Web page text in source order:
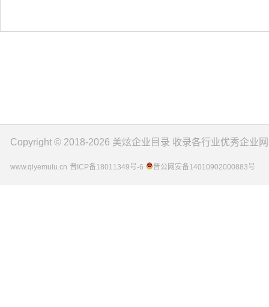
Copyright © 2018-2026 美炫企业目录 收录各行业优秀企业
www.qiyemulu.cn 晋ICP备18011349号-6 晋公网安备14010902000883号